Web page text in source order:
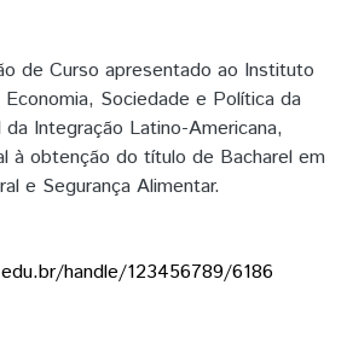
de Curso apresentado ao Instituto
Sociedade e Política da
Integração Latino-Americana,
à obtenção do título de Bacharel em
e Segurança Alimentar.
handle/123456789/6186